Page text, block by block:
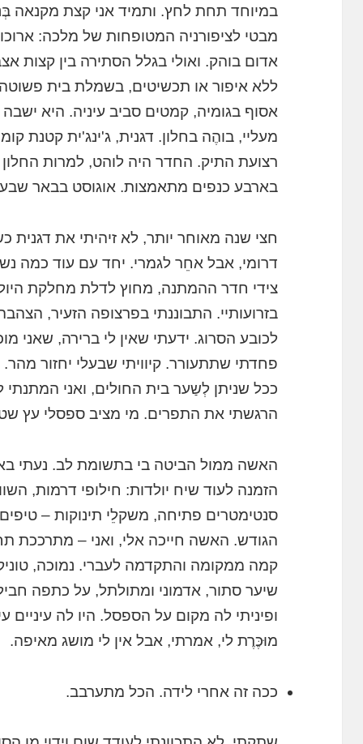
במיוחד תחת לחץ. ותמיד אני קצת מקנאה
מבטי לציפורניה המטופחות של מלכה:
אדום בוהק. ואולי בגלל הסתירה בין קצות
ללא איפור או תכשיטים, בשמלת בית
אסוף בגומיה, קמטים סביב עיניה. היא
מעליי, בוהֶה בחלון. דגנית, ג'ינג'ית קטנת
רצועת התיק. החדר היה לוהט, למרות
בארבע כנפים מתאמצות. אוגוסט בבאר שבע,
חצי שנה מאוחר יותר, לא זיהיתי את דגנית
דרומי, אבל אחֵר לגמרי. יחד עם עוד כמה
צידי חדר ההמתנה, מחוץ לדלת מחלקת
בזרועותיי. התבוננתי בפרצופה הזעיר,
לכובע הסרוג. ידעתי שאין לי ברירה, שאני
פחדתי שתתעורר. קיוויתי שבעלי יחזור
ככל שניתן לְשַער בית החולים, ואני
הרגשתי את התפרים. מי מציב ספסלי עץ
האשה ממול הביטה בי בתשומת לב. נעתי
הזמנה לעוד שיח יולדות: חילופי דרמות,
סנטימטרים פתיחה, משקלֵי תינוקות – טיפים
הגודש. האשה חייכה אלי, ואני – מתרככת
קמה ממקומה והתקדמה לעברי. נמוכה,
שיער סתור, אדמוני ומתולתל, על כתפה
ופיניתי לה מקום על הספסל. היו לה עיניים
מוּכֶּרֶת לי, אמרתי, אבל אין לי מושג מאיפה.
ככה זה אחרי לידה. הכל מתערבב.